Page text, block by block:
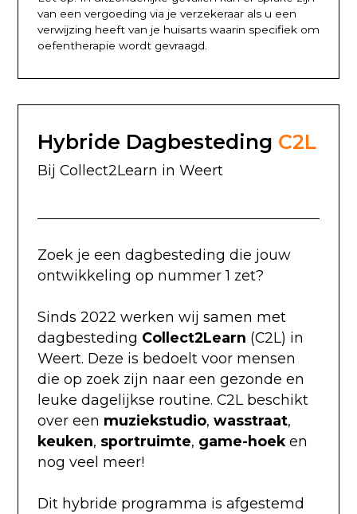
van een vergoeding via je verzekeraar als u een
verwijzing heeft van je huisarts waarin specifiek om
oefentherapie wordt gevraagd.
Hybride Dagbesteding C2L
Bij Collect2Learn in Weert
Zoek je een dagbesteding die jouw
ontwikkeling op nummer 1 zet?
Sinds 2022 werken wij samen met
dagbesteding Collect2Learn (C2L) in
Weert. Deze is bedoelt voor mensen
die op zoek zijn naar een gezonde en
leuke dagelijkse routine. C2L beschikt
over een muziekstudio, wasstraat,
keuken, sportruimte, game-hoek en
nog veel meer!
Dit hybride programma is afgestemd